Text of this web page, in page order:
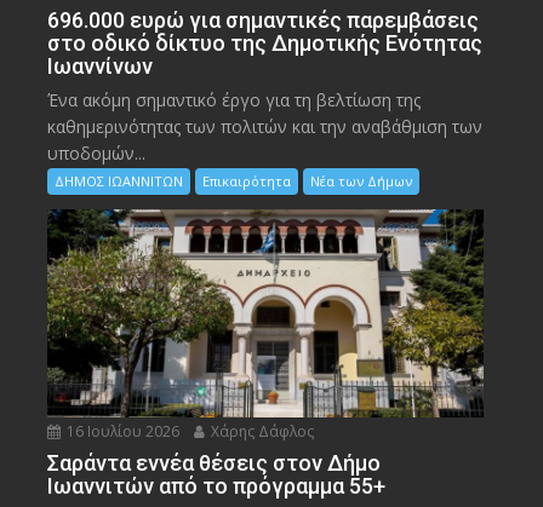
696.000 ευρώ για σημαντικές παρεμβάσεις
στο οδικό δίκτυο της Δημοτικής Ενότητας
Ιωαννίνων
Ένα ακόμη σημαντικό έργο για τη βελτίωση της
καθημερινότητας των πολιτών και την αναβάθμιση των
υποδομών...
ΔΗΜΟΣ ΙΩΑΝΝΙΤΩΝ Επικαιρότητα Νέα των Δήμων
16 Ιουλίου 2026 Χάρης Δάφλος
Σαράντα εννέα θέσεις στον Δήμο
Ιωαννιτών από το πρόγραμμα 55+